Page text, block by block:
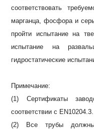
соответствовать
марганца, фосфора и
пройти испытание на
испытание на
гидростатические
Примечание:
(1) Сертификаты
соответствии с EN10204.3.
(2) Все трубы должны